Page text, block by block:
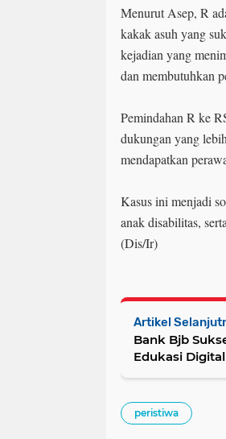
Menurut Asep, R
kakak asuh yang
kejadian yang
dan membutuhkan
Pemindahan R ke
dukungan yang
mendapatkan
Kasus ini menjadi
anak disabilitas,
(Dis/Ir)
Artikel
Bank Bjb
Edukasi Digital
peristiwa